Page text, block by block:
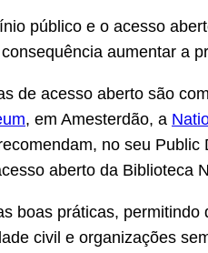
público e o acesso
aumentar a
de acesso aberto são
, em Amesterdão, a
no seu
aberto da Biblioteca
boas práticas,
civil e organizações